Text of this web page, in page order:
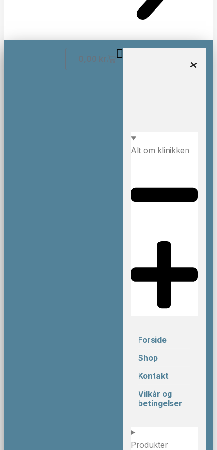
0,00 kr.
Alt om klinikken
Forside
Shop
Kontakt
Vilkår og
betingelser
Produkter